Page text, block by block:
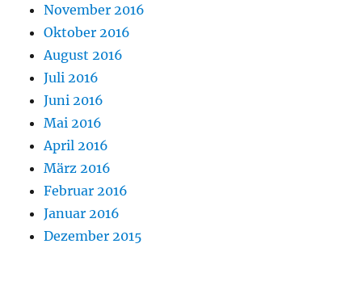
November 2016
Oktober 2016
August 2016
Juli 2016
Juni 2016
Mai 2016
April 2016
März 2016
Februar 2016
Januar 2016
Dezember 2015